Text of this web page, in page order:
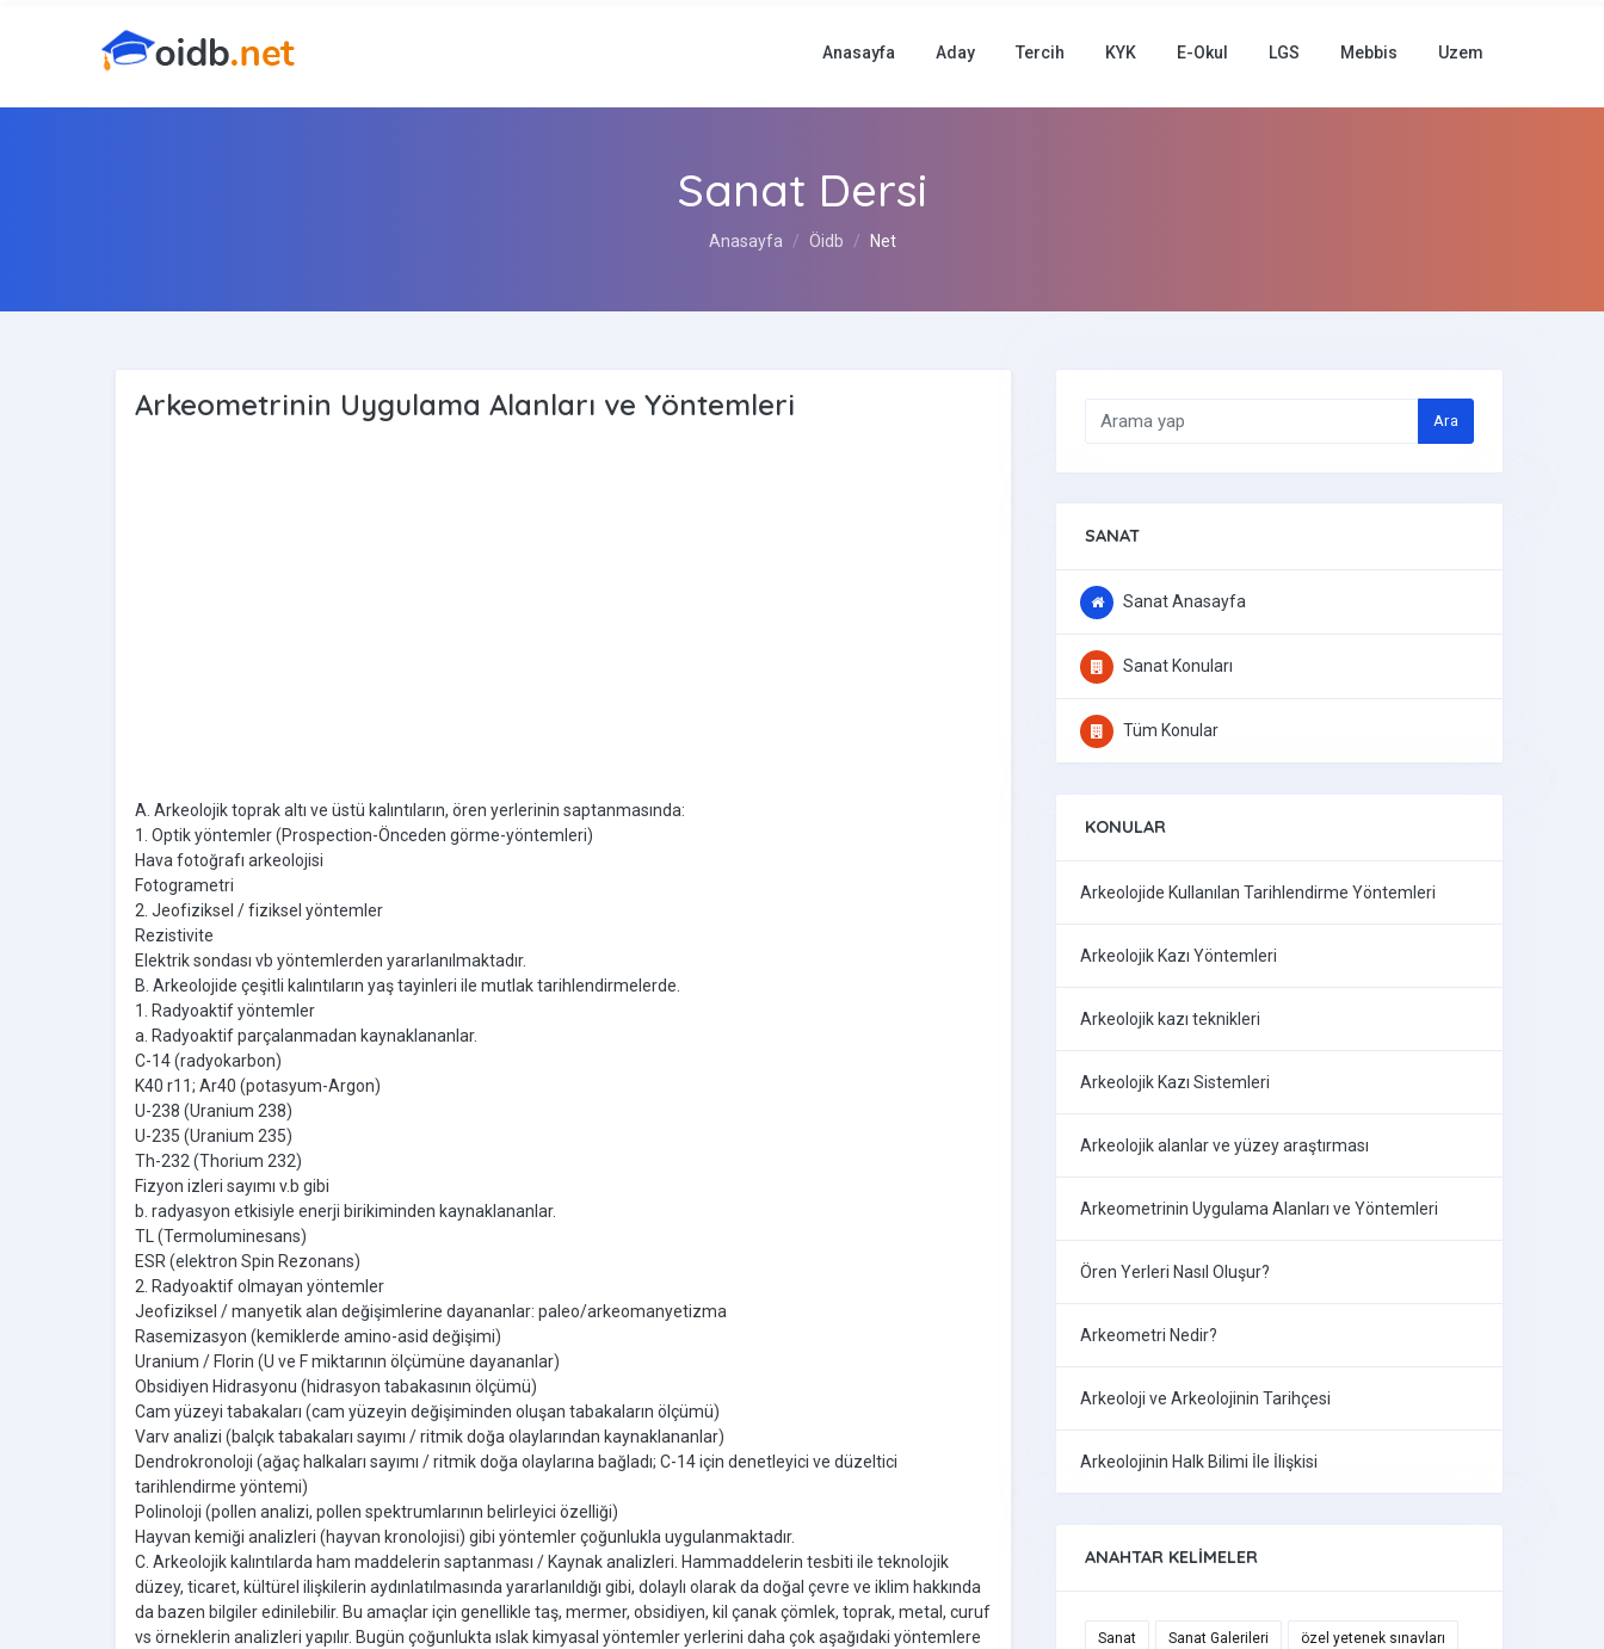
Anasayfa Aday Tercih KYK E-Okul LGS Mebbis Uzem
Sanat Dersi
Anasayfa Öidb Net
Arkeometrinin Uygulama Alanları ve Yöntemleri
A. Arkeolojik toprak altı ve üstü kalıntıların, ören yerlerinin saptanmasında:
1. Optik yöntemler (Prospection-Önceden görme-yöntemleri)
Hava fotoğrafı arkeolojisi
Fotogrametri
2. Jeofiziksel / fiziksel yöntemler
Rezistivite
Elektrik sondası vb yöntemlerden yararlanılmaktadır.
B. Arkeolojide çeşitli kalıntıların yaş tayinleri ile mutlak tarihlendirmelerde.
1. Radyoaktif yöntemler
a. Radyoaktif parçalanmadan kaynaklananlar.
C-14 (radyokarbon)
K40 r11; Ar40 (potasyum-Argon)
U-238 (Uranium 238)
U-235 (Uranium 235)
Th-232 (Thorium 232)
Fizyon izleri sayımı v.b gibi
b. radyasyon etkisiyle enerji birikiminden kaynaklananlar.
TL (Termoluminesans)
ESR (elektron Spin Rezonans)
2. Radyoaktif olmayan yöntemler
Jeofiziksel / manyetik alan değişimlerine dayananlar: paleo/arkeomanyetizma
Rasemizasyon (kemiklerde amino-asid değişimi)
Uranium / Florin (U ve F miktarının ölçümüne dayananlar)
Obsidiyen Hidrasyonu (hidrasyon tabakasının ölçümü)
Cam yüzeyi tabakaları (cam yüzeyin değişiminden oluşan tabakaların ölçümü)
Varv analizi (balçık tabakaları sayımı / ritmik doğa olaylarından kaynaklananlar)
Dendrokronoloji (ağaç halkaları sayımı / ritmik doğa olaylarına bağladı; C-14 için denetleyici ve düzeltici
tarihlendirme yöntemi)
Polinoloji (pollen analizi, pollen spektrumlarının belirleyici özelliği)
Hayvan kemiği analizleri (hayvan kronolojisi) gibi yöntemler çoğunlukla uygulanmaktadır.
C. Arkeolojik kalıntılarda ham maddelerin saptanması / Kaynak analizleri. Hammaddelerin tesbiti ile teknolojik
düzey, ticaret, kültürel ilişkilerin aydınlatılmasında yararlanıldığı gibi, dolaylı olarak da doğal çevre ve iklim hakkında
da bazen bilgiler edinilebilir. Bu amaçlar için genellikle taş, mermer, obsidiyen, kil çanak çömlek, toprak, metal, curuf
vs örneklerin analizleri yapılır. Bugün çoğunlukta ıslak kimyasal yöntemler yerlerini daha çok aşağıdaki yöntemlere
Ara
SANAT
Sanat Anasayfa
Sanat Konuları
Tüm Konular
KONULAR
Arkeolojide Kullanılan Tarihlendirme Yöntemleri
Arkeolojik Kazı Yöntemleri
Arkeolojik kazı teknikleri
Arkeolojik Kazı Sistemleri
Arkeolojik alanlar ve yüzey araştırması
Arkeometrinin Uygulama Alanları ve Yöntemleri
Ören Yerleri Nasıl Oluşur?
Arkeometri Nedir?
Arkeoloji ve Arkeolojinin Tarihçesi
Arkeolojinin Halk Bilimi İle İlişkisi
ANAHTAR KELIMELER
Sanat Sanat Galerileri özel yetenek sınavları